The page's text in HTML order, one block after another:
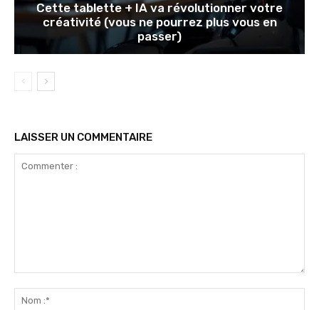
Cette tablette + IA va révolutionner votre
créativité (vous ne pourrez plus vous en
passer)
LAISSER UN COMMENTAIRE